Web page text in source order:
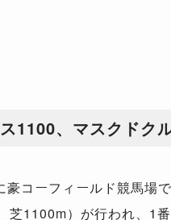
1100、マスクドク
コーフィールド競馬場
芝1100m）が行われ、1